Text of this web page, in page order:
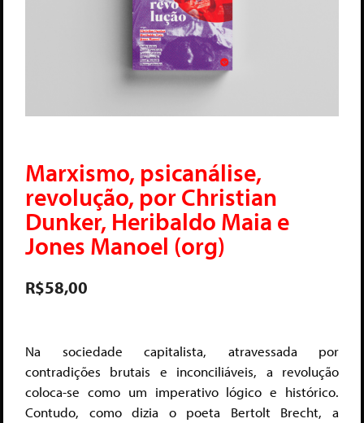
Marxismo, psicanálise,
revolução, por Christian
Dunker, Heribaldo Maia e
Jones Manoel (org)
R$58,00
Na sociedade capitalista, atravessada por
contradições brutais e inconciliáveis, a revolução
coloca-se como um imperativo lógico e histórico.
Contudo, como dizia o poeta Bertolt Brecht, a